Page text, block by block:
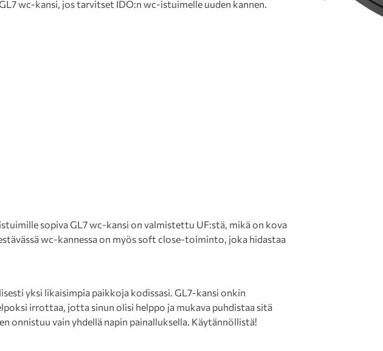
wc-kansi, jos tarvitset IDO:n wc-istuimelle uuden kannen.
sopiva GL7 wc-kansi on valmistettu UF:stä, mikä on kova
wc-kannessa on myös soft close-toiminto, joka hidastaa
yksi likaisimpia paikkoja kodissasi. GL7-kansi onkin
irrottaa, jotta sinun olisi helppo ja mukava puhdistaa sitä
onnistuu vain yhdellä napin painalluksella. Käytännöllistä!